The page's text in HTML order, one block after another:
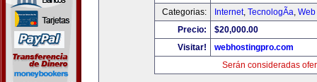
Categorias:
Internet, TecnologÃ­a,
Precio:
$20,000.00
Visitar!
webhostingpro.com
Serán consideradas